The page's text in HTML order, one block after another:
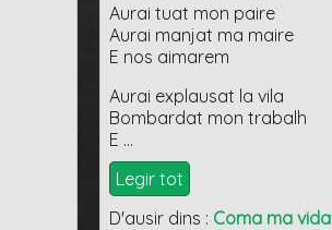
Aurai tuat mon paire
Aurai manjat ma maire
E nos aimarem
Aurai explausat la vila
Bombardat mon trabalh
E …
Legir tot
D'ausir dins : Coma ma vida